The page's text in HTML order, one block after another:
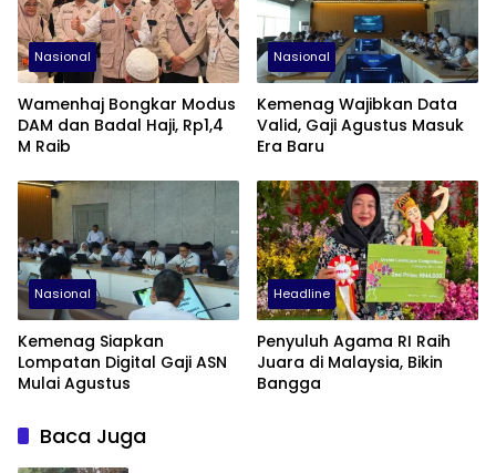
Nasional
Wamenhaj Bongkar Modus
DAM dan Badal Haji, Rp1,4
M Raib
Nasional
Kemenag Wajibkan Data
Valid, Gaji Agustus Masuk
Era Baru
Nasional
Kemenag Siapkan
Lompatan Digital Gaji ASN
Mulai Agustus
Headline
Penyuluh Agama RI Raih
Juara di Malaysia, Bikin
Bangga
Baca Juga